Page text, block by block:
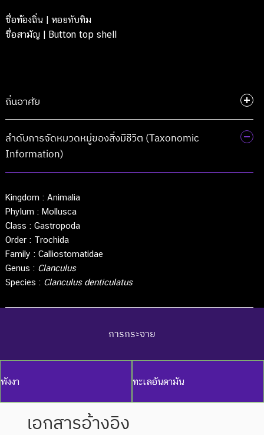
ชื่อท้องถิ่น | หอยทับทิม
ชื่อสามัญ | Button top shell
ถิ่นอาศัย
ลำดับการจัดหมวดหมู่ของสิ่งมีชีวิต (Taxonomic
Information)
Kingdom : Animalia
Phylum : Mollusca
Class :Gastropoda
Order : Trochida
Family :Calliostomatidae
Genus : Clanculus
Species : Clanculus denticulatus
การกระจาย
พังงา ทะเลอันดามัน
เอกสารอ้างอิง